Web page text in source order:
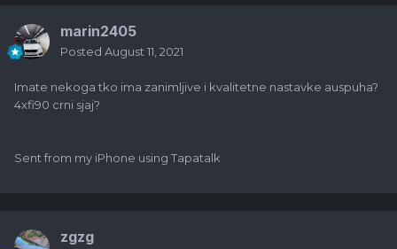
marin2405
Posted August 11, 2021
Imate nekoga tko ima zanimljive i kvalitetne nastavke auspuha?
4xfi90 crni sjaj?
Sent from my iPhone using Tapatalk
zgzg